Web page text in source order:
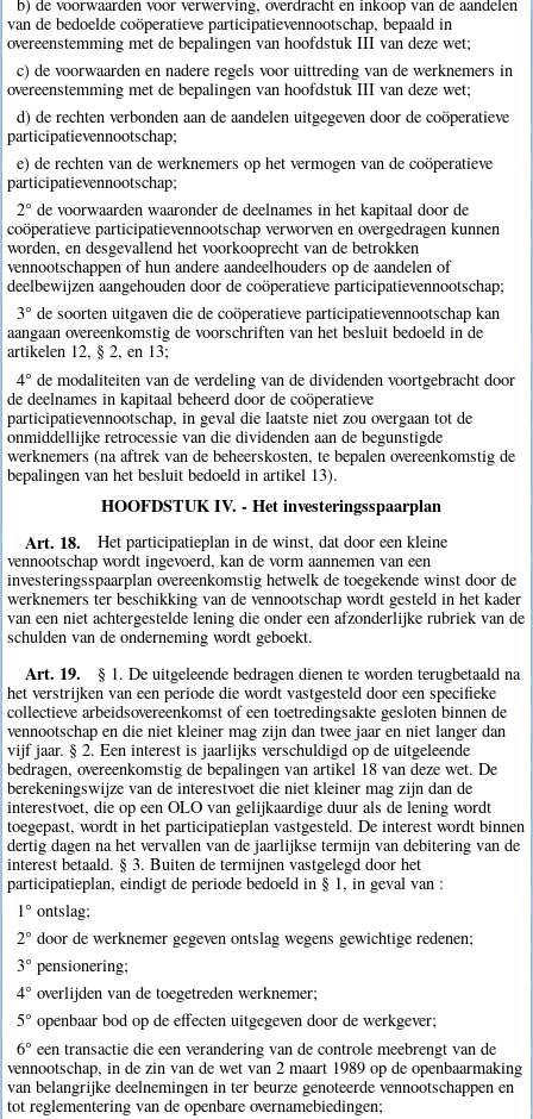
van de bedoelde coöperatieve participatievennootschap, bepaald in
overeenstemming met de bepalingen van hoofdstuk III van deze wet;
c) de voorwaarden en nadere regels voor uittreding van de werknemers in
overeenstemming met de bepalingen van hoofdstuk III van deze wet;
d) de rechten verbonden aan de aandelen uitgegeven door de coöperatieve
participatievennootschap;
e) de rechten van de werknemers op het vermogen van de coöperatieve
participatievennootschap;
2° de voorwaarden waaronder de deelnames in het kapitaal door de
coöperatieve participatievennootschap verworven en overgedragen kunnen
worden, en desgevallend het voorkooprecht van de betrokken
vennootschappen of hun andere aandeelhouders op de aandelen of
deelbewijzen aangehouden door de coöperatieve participatievennootschap;
3° de soorten uitgaven die de coöperatieve participatievennootschap kan
aangaan overeenkomstig de voorschriften van het besluit bedoeld in de
artikelen 12, § 2, en 13;
4° de modaliteiten van de verdeling van de dividenden voortgebracht door
de deelnames in kapitaal beheerd door de coöperatieve
participatievennootschap, in geval die laatste niet zou overgaan tot de
onmiddellijke retrocessie van die dividenden aan de begunstigde
werknemers (na aftrek van de beheerskosten, te bepalen overeenkomstig de
bepalingen van het besluit bedoeld in artikel 13).
HOOFDSTUK IV. - Het investeringsspaarplan
Art. 18.
Het participatieplan in de winst, dat door een kleine
vennootschap wordt ingevoerd, kan de vorm aannemen van een
investeringsspaarplan overeenkomstig hetwelk de toegekende winst door de
werknemers ter beschikking van de vennootschap wordt gesteld in het kader
van een niet achtergestelde lening die onder een afzonderlijke rubriek van de
schulden van de onderneming wordt geboekt.
Art. 19.
§ 1. De uitgeleende bedragen dienen te worden terugbetaald na
het verstrijken van een periode die wordt vastgesteld door een specifieke
collectieve arbeidsovereenkomst of een toetredingsakte gesloten binnen de
vennootschap en die niet kleiner mag zijn dan twee jaar en niet langer dan
vijf jaar. § 2. Een interest is jaarlijks verschuldigd op de uitgeleende
bedragen, overeenkomstig de bepalingen van artikel 18 van deze wet. De
berekeningswijze van de interestvoet die niet kleiner mag zijn dan de
interestvoet, die op een OLO van gelijkaardige duur als de lening wordt
toegepast, wordt in het participatieplan vastgesteld. De interest wordt binnen
dertig dagen na het vervallen van de jaarlijkse termijn van debitering van de
interest betaald. § 3. Buiten de termijnen vastgelegd door het
participatieplan, eindigt de periode bedoeld in § 1, in geval van :
1° ontslag;
2° door de werknemer gegeven ontslag wegens gewichtige redenen;
3° pensionering;
4° overlijden van de toegetreden werknemer;
5° openbaar bod op de effecten uitgegeven door de werkgever;
6° een transactie die een verandering van de controle meebrengt van de
vennootschap, in de zin van de wet van 2 maart 1989 op de openbaarmaking
van belangrijke deelnemingen in ter beurze genoteerde vennootschappen en
tot reglementering van de openbare overnamebiedingen;